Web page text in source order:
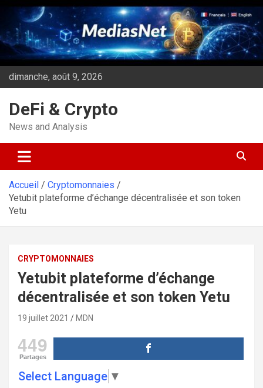
Aller
contenu
dimanche, août 9, 2026
DeFi & Crypto
News and Analysis
Accueil
Cryptomonnaies
Yetubit plateforme d’échange décentralisée et son token
Yetu
CRYPTOMONNAIES
Yetubit plateforme d’échange
décentralisée et son token Yetu
19 juillet 2021 MDN
449
Partages
Select Language ▼